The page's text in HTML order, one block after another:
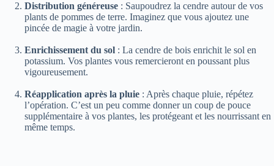
Distribution généreuse : Saupoudrez la cendre autour de vos
plants de pommes de terre. Imaginez que vous ajoutez une
pincée de magie à votre jardin.
Enrichissement du sol : La cendre de bois enrichit le sol en
potassium. Vos plantes vous remercieront en poussant plus
vigoureusement.
Réapplication après la pluie : Après chaque pluie, répétez
l’opération. C’est un peu comme donner un coup de pouce
supplémentaire à vos plantes, les protégeant et les nourrissant en
même temps.